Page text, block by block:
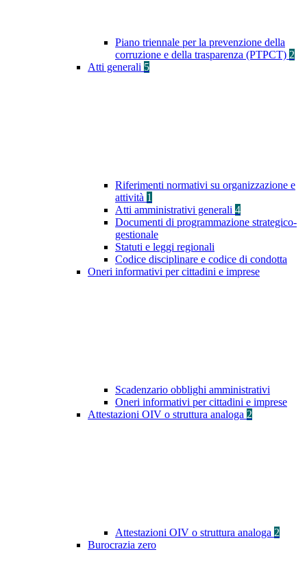
Piano triennale per la prevenzione della
corruzione e della trasparenza (PTPCT) 2
Atti generali 5
Riferimenti normativi su organizzazione e
attività 1
Atti amministrativi generali 4
Documenti di programmazione strategico-
gestionale
Statuti e leggi regionali
Codice disciplinare e codice di condotta
Oneri informativi per cittadini e imprese
Scadenzario obblighi amministrativi
Oneri informativi per cittadini e imprese
Attestazioni OIV o struttura analoga 2
Attestazioni OIV o struttura analoga 2
Burocrazia zero